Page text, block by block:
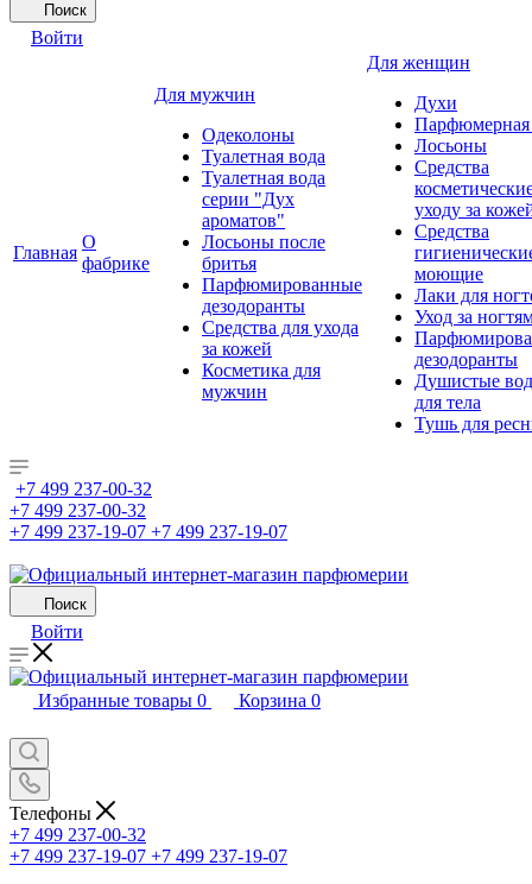
Поиск
Войти
Главная
О
фабрике
Для мужчин
Одеколоны
Туалетная вода
Туалетная вода
серии "Дух
ароматов"
Лосьоны после
бритья
Парфюмированные
дезодоранты
Средства для ухода
за кожей
Косметика для
мужчин
Для женщин
Духи
Парфюмерная
Лосьоны
Средства
уходу за
Средства
моющие
Лаки для
Уход за
дезодоранты
Душистые
для тела
Тушь для
+7 499 237-00-32
+7 499 237-00-32
+7 499 237-19-07 +7 499 237-19-07
Поиск
Войти
Избранные товары 0 Корзина 0
Телефоны
+7 499 237-00-32
+7 499 237-19-07 +7 499 237-19-07